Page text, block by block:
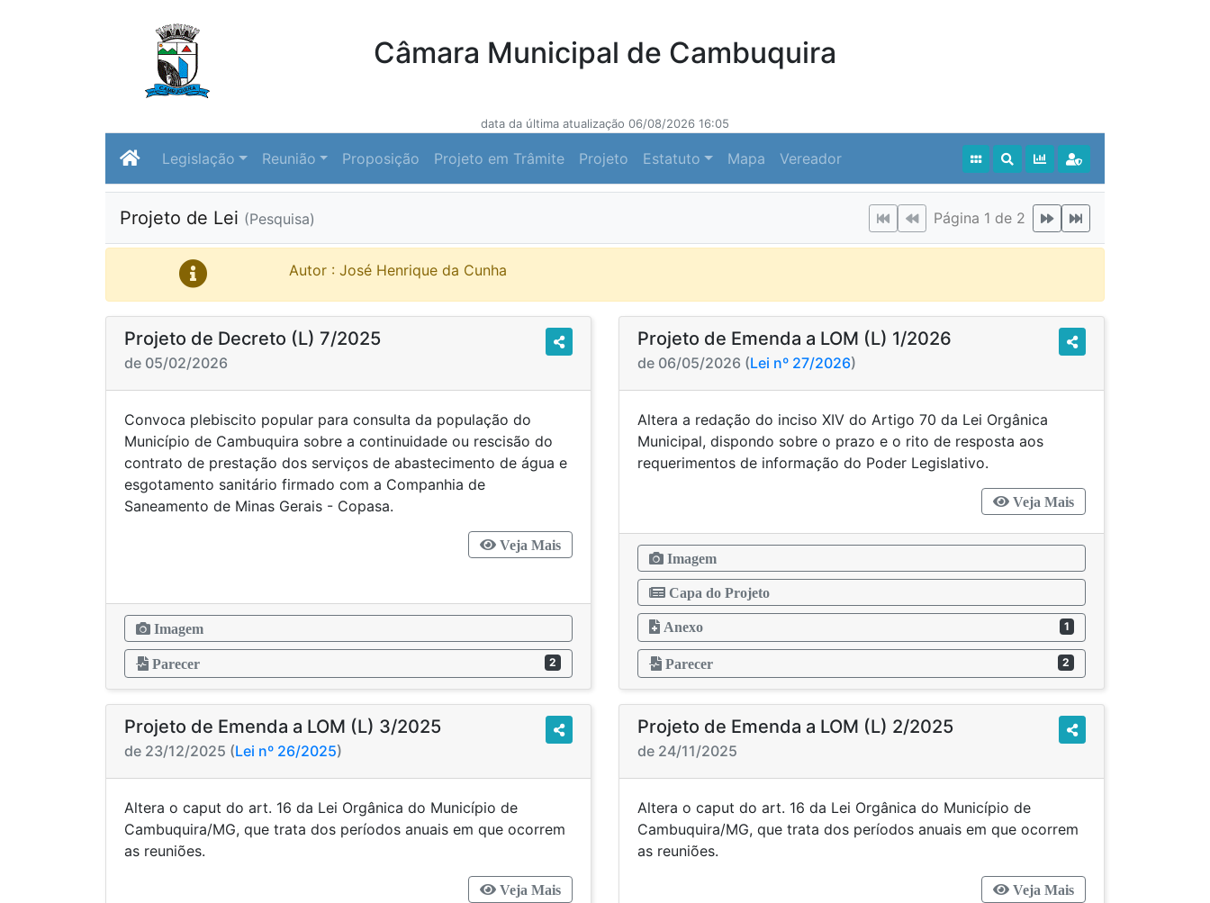
Câmara Municipal de Cambuquira
data da última atualização 06/08/2026 16:05
Legislação Reunião Proposição Projeto em Trâmite Projeto Estatuto Mapa Vereador
Projeto de Lei (Pesquisa) Página 1 de 2
Autor : José Henrique da Cunha
Projeto de Decreto (L) 7/2025
de 05/02/2026
Convoca plebiscito popular para consulta da população do
Município de Cambuquira sobre a continuidade ou rescisão do
contrato de prestação dos serviços de abastecimento de água e
esgotamento sanitário firmado com a Companhia de
Saneamento de Minas Gerais - Copasa.
Veja Mais
Imagem
Parecer 2
Projeto de Emenda a LOM (L) 1/2026
de 06/05/2026 (Lei nº 27/2026)
Altera a redação do inciso XIV do Artigo 70 da Lei Orgânica
Municipal, dispondo sobre o prazo e o rito de resposta aos
requerimentos de informação do Poder Legislativo.
Veja Mais
Imagem
Capa do Projeto
Anexo 1
Parecer 2
Projeto de Emenda a LOM (L) 3/2025
de 23/12/2025 (Lei nº 26/2025)
Altera o caput do art. 16 da Lei Orgânica do Município de
Cambuquira/MG, que trata dos períodos anuais em que ocorrem
as reuniões.
Veja Mais
Projeto de Emenda a LOM (L) 2/2025
de 24/11/2025
Altera o caput do art. 16 da Lei Orgânica do Município de
Cambuquira/MG, que trata dos períodos anuais em que ocorrem
as reuniões.
Veja Mais